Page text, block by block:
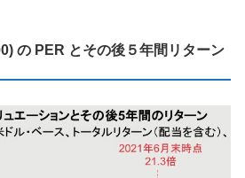
の PER とその後５年間リターン